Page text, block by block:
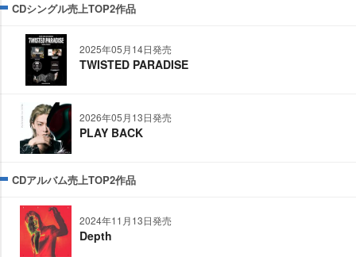
CDシングル売上TOP2作品
2025年05月14日発売
TWISTED PARADISE
2026年05月13日発売
PLAY BACK
CDアルバム売上TOP2作品
2024年11月13日発売
Depth